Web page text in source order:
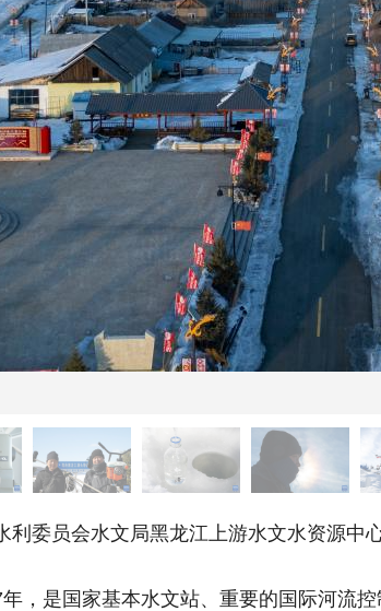
委员会水文局黑龙江上游水文水资源中
是国家基本水文站、重要的国际河流控